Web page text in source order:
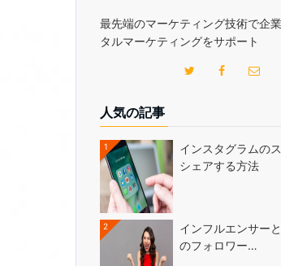
最先端のマーケティング技術で企
タルマーケティングをサポート
人気の記事
1
インスタグラムの
シェアする方法
2
インフルエンサー
のフォロワー…